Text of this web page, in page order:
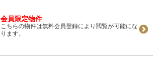
会員限定物件
こちらの物件は無料会員登録により閲覧が可能にな
ります。